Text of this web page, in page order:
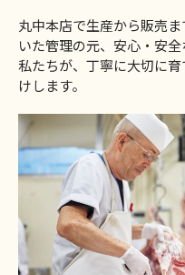
丸中本店で生産から販売
いた管理の元、安心・安
私たちが、丁寧に大切に
けします。